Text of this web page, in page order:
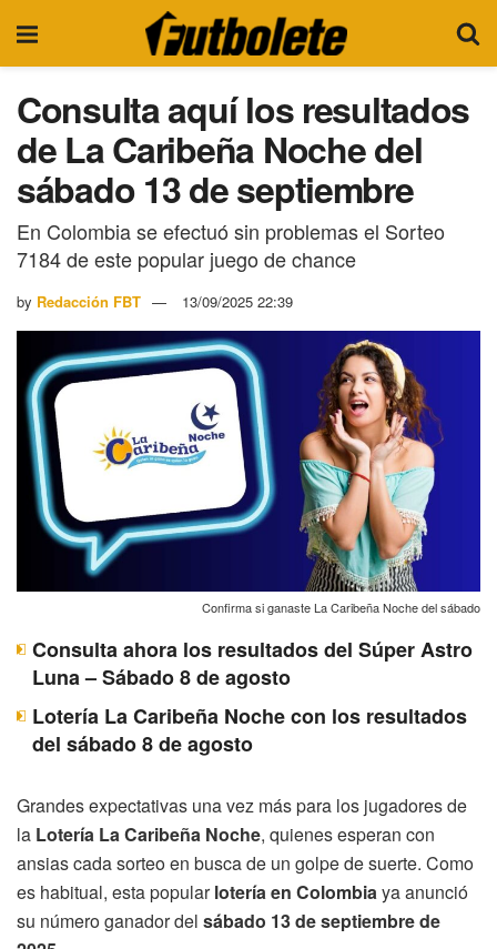
Consulta aquí los resultados
de La Caribeña Noche del
sábado 13 de septiembre
En Colombia se efectuó sin problemas el Sorteo
7184 de este popular juego de chance
by Redacción FBT 13/09/2025 22:39
Confirma si ganaste La Caribeña Noche del sábado
Consulta ahora los resultados del Súper Astro
Luna – Sábado 8 de agosto
Lotería La Caribeña Noche con los resultados
del sábado 8 de agosto
Grandes expectativas una vez más para los jugadores de
la Lotería La Caribeña Noche, quienes esperan con
ansias cada sorteo en busca de un golpe de suerte. Como
es habitual, esta popularlotería en Colombiaya anunció
su número ganador del sábado 13 de septiembre de